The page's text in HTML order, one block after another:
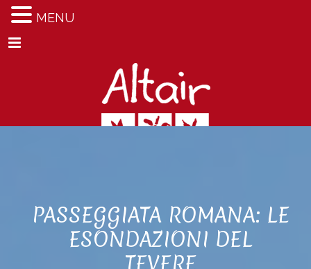
Menu
PASSEGGIATA ROMANA: LE
ESONDAZIONI DEL
MENU